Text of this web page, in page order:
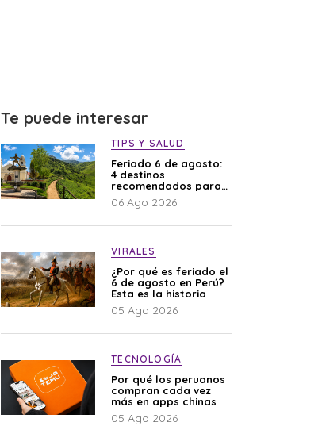
Te puede interesar
TIPS Y SALUD
Feriado 6 de agosto:
4 destinos
recomendados para
disfrutar el descanso
06 Ago 2026
VIRALES
¿Por qué es feriado el
6 de agosto en Perú?
Esta es la historia
05 Ago 2026
TECNOLOGÍA
Por qué los peruanos
compran cada vez
más en apps chinas
05 Ago 2026